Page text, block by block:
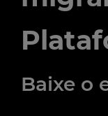
Baixe o